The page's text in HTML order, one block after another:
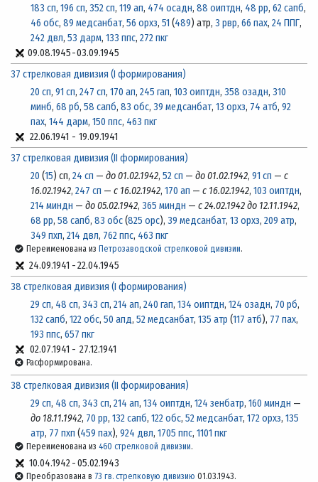
183 сп, 196 сп, 352 сп, 119 ап, 474 осадн, 88 оиптдн, 48 рр, 62 сапб,
46 обс, 89 медсанбат, 56 орхз, 51 (489) атр, 3 рвр, 66 пах, 24 ППГ,
242 двл, 53 дарм, 133 ппс, 272 пкг
09.08.1945-03.09.1945
37 стрелковая дивизия (I формирования)
20 сп, 91 сп, 247 сп, 170 ап, 245 гап, 103 оиптдн, 358 озадн, 310
минб, 68 рб, 58 сапб, 83 обс, 39 медсанбат, 13 орхз, 74 атб, 92
пах, 144 дарм, 150 ппс, 463 пкг
22.06.1941 - 19.09.1941
37 стрелковая дивизия (II формирования)
20 (15) сп, 24 сп — до 01.02.1942, 52 сп — до 01.02.1942, 91 сп — с
16.02.1942, 247 сп — с 16.02.1942, 170 ап — с 16.02.1942, 103 оиптдн,
214 миндн — до 05.02.1942, 365 миндн — с 24.02.1942 до 12.11.1942,
68 рр, 58 сапб, 83 обс(825 орс), 39 медсанбат, 13 орхз, 209 атр,
349 пхп, 214 двл, 762 ппс, 463 пкг
Переименована изПетрозаводской стрелковой дивизии.
24.09.1941 -22.04.1945
38 стрелковая дивизия (I формирования)
29 сп, 48 сп, 343 сп, 214 ап, 240 гап, 134 оиптдн, 124 озадн, 70 рб,
132 сапб, 122 обс, 50 апд, 52 медсанбат, 135 атр (117 атб), 77 пах,
193 ппс, 657 пкг
02.07.1941 - 27.12.1941
Расформирована.
38 стрелковая дивизия (II формирования)
29 сп, 48 сп, 343 сп, 214 ап, 134 оиптдн, 124 зенбатр, 160 миндн —
до 18.11.1942, 70 рр, 132 сапб, 122 обс, 52 медсанбат, 172 орхз, 135
атр, 77 пхп (459 пах), 924 двл, 1705 ппс, 1101 пкг
Переименована из460 стрелковой дивизии.
10.04.1942-05.02.1943
Преобразована в73 гв. стрелковую дивизию 01.03.1943.